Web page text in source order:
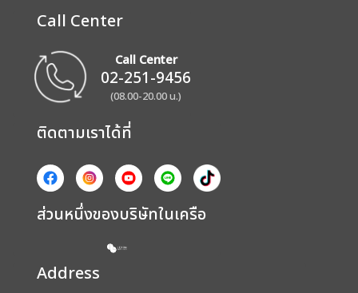
Call Center
Call Center
02-251-9456
(08.00-20.00 น.)
ติดตามเราได้ที่
ส่วนหนึ่งของบริษัทในเครือ
Address